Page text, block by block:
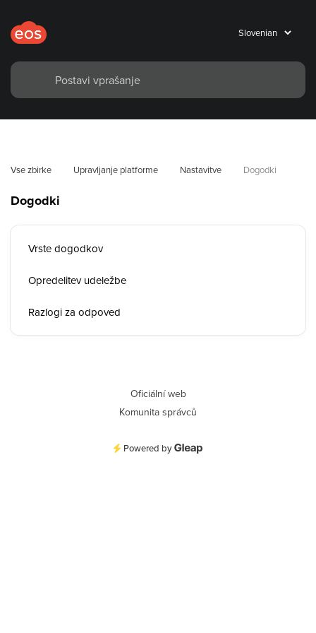
Vse zbirke Upravljanje platforme Nastavitve Dogodki
Dogodki
Vrste dogodkov
Opredelitev udeležbe
Razlogi za odpoved
Oficiální web
Komunita správců
Powered by